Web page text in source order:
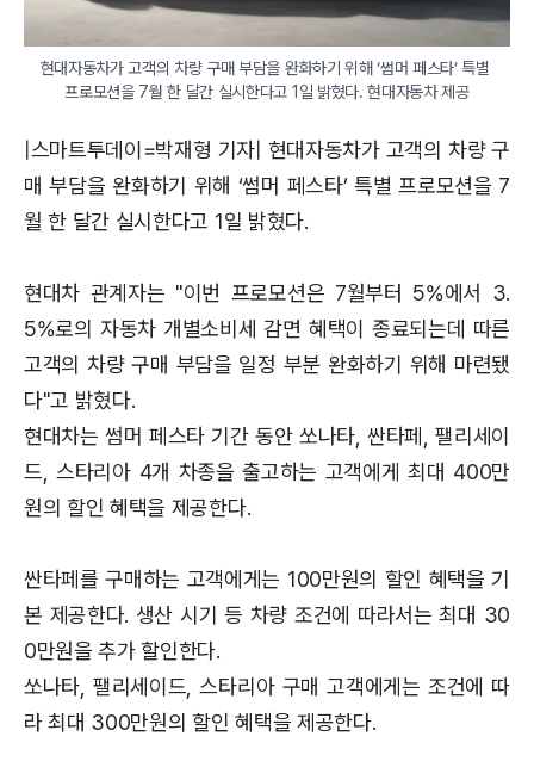
현대자동차가 고객의 차량 구매 부담을 완화하기 위해 ‘썸머 페스타’ 특별
프로모션을 7월 한 달간 실시한다고 1일 밝혔다. 현대자동차 제공
|스마트투데이=박재형 기자| 현대자동차가 고객의 차량 구
매 부담을 완화하기 위해 ‘썸머 페스타’ 특별 프로모션을 7
월 한 달간 실시한다고 1일 밝혔다.
현대차 관계자는 "이번 프로모션은 7월부터 5%에서 3.
5%로의 자동차 개별소비세 감면 혜택이 종료되는데 따른
고객의 차량 구매 부담을 일정 부분 완화하기 위해 마련됐
다"고 밝혔다.
현대차는 썸머 페스타 기간 동안 쏘나타, 싼타페, 팰리세이
드, 스타리아 4개 차종을 출고하는 고객에게 최대 400만
원의 할인 혜택을 제공한다.
싼타페를 구매하는 고객에게는 100만원의 할인 혜택을 기
본 제공한다. 생산 시기 등 차량 조건에 따라서는 최대 30
0만원을 추가 할인한다.
쏘나타, 팰리세이드, 스타리아 구매 고객에게는 조건에 따
라 최대 300만원의 할인 혜택을 제공한다.